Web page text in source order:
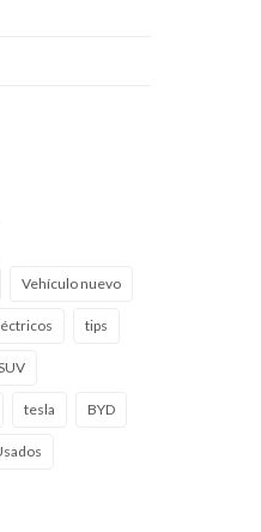
Vehículo nuevo
tips
tesla BYD